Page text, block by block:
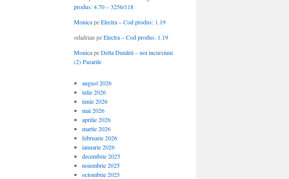
produs: 4.70 – 3256/118
MonicapeElectra – Cod produs: 1.19
odadrian peElectra – Cod produs: 1.19
MonicapeDelta Dunării – noi incursiuni
(2) Pasarile
august 2026
iulie 2026
iunie 2026
mai 2026
aprilie 2026
martie 2026
februarie 2026
ianuarie 2026
decembrie 2025
noiembrie 2025
octombrie 2025